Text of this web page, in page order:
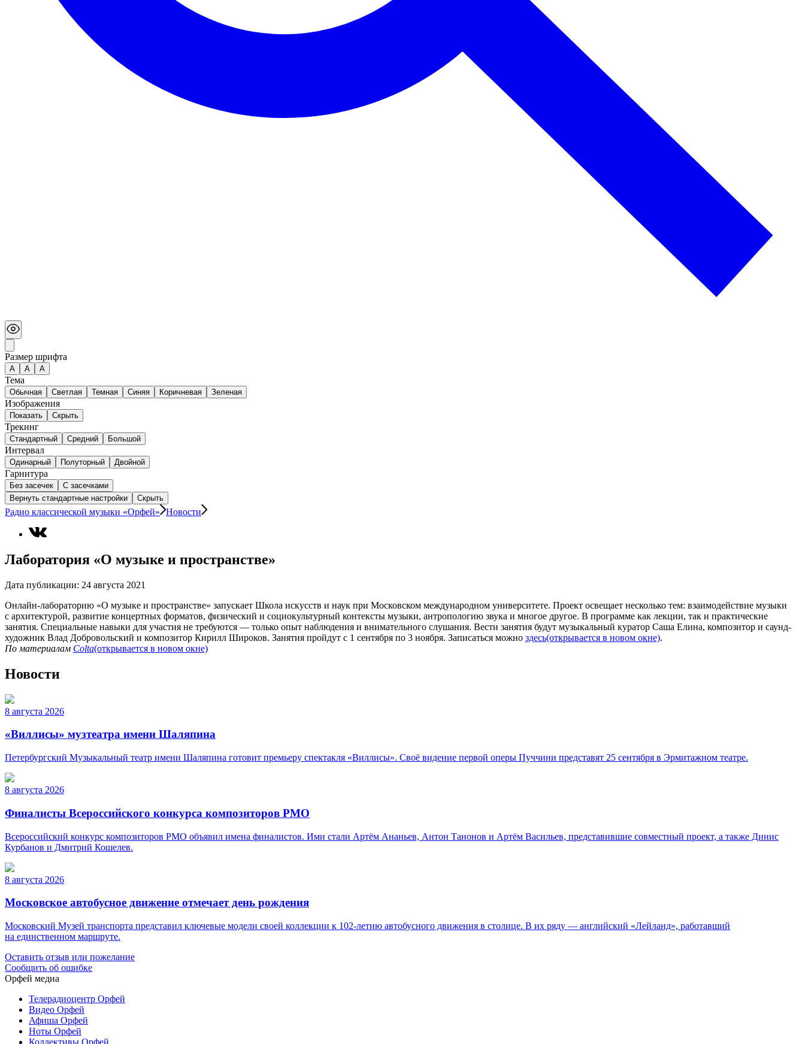
Размер шрифта
А A A
Тема
Обычная Светлая Темная Синяя Коричневая Зеленая
Изображения
Показать Скрыть
Трекинг
Стандартный Средний Большой
Интервал
Одинарный Полуторный Двойной
Гарнитура
Без засечек
С засечками
Вернуть стандартные настройки
Скрыть
Радио классической музыки «Орфей» Новости
Лаборатория «О музыке и пространстве»
Дата публикации: 24 августа 2021
Онлайн-лабораторию «О музыке и пространстве» запускает Школа искусств и наук при Московском международном университете. Проект освещает несколько тем: взаимодействие музыки
с архитектурой, развитие концертных форматов, физический и социокультурный контексты музыки, антропологию звука и многое другое. В программе как лекции, так и практические
занятия. Специальные навыки для участия не требуются — только опыт наблюдения и внимательного слушания. Вести занятия будут музыкальный куратор Саша Елина, композитор и саунд-
художник Влад Добровольский и композитор Кирилл Широков. Занятия пройдут с 1 сентября по 3 ноября. Записаться можно здесь(открывается в новом окне).
По материалам Colta(открывается в новом окне)
Новости
8 августа 2026
«Виллисы» музтеатра имени Шаляпина
Петербургский Музыкальный театр имени Шаляпина готовит премьеру спектакля «Виллисы». Своё видение первой оперы Пуччини представят 25 сентября в Эрмитажном театре.
8 августа 2026
Финалисты Всероссийского конкурса композиторов РМО
Всероссийский конкурс композиторов РМО объявил имена финалистов. Ими стали Артём Ананьев, Антон Танонов и Артём Васильев, представившие совместный проект, а также Динис
Курбанов и Дмитрий Кошелев.
8 августа 2026
Московское автобусное движение отмечает день рождения
Московский Музей транспорта представил ключевые модели своей коллекции к 102-летию автобусного движения в столице. В их ряду — английский «Лейланд», работавший
на единственном маршруте.
Оставить отзыв или пожелание
Сообщить об ошибке
Орфей медиа
Телерадиоцентр Орфей
Видео Орфей
Афиша Орфей
Ноты Орфей
Коллективы Орфей